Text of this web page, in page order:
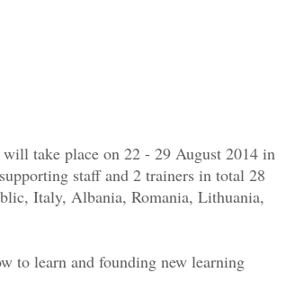
take place on 22 - 29 August 2014 in
staff and 2 trainers in total 28
Italy, Albania, Romania, Lithuania,
to learn and founding new learning